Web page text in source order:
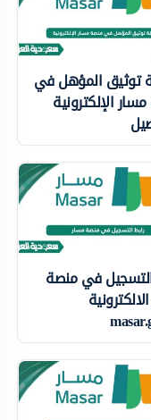
توثيق المؤهل في
الإلكترونية
في منصة